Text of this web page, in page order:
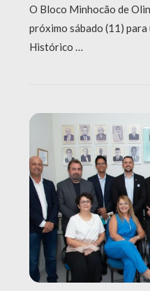
O Bloco Minhocão de
próximo sábado (11)
Histórico …